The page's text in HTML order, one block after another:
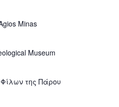
Minas
Museum
της Πάρου